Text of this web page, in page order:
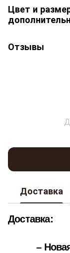
Цвет и
Отзывы
Доставка
Доставка:
– Новая